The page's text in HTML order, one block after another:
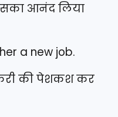
आनंद लिया
a new job.
की पेशकश कर